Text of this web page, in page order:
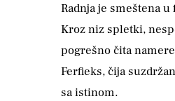
Radnja je smeštena
Kroz niz spletki,
pogrešno čita
Ferfieks, čija
sa istinom.